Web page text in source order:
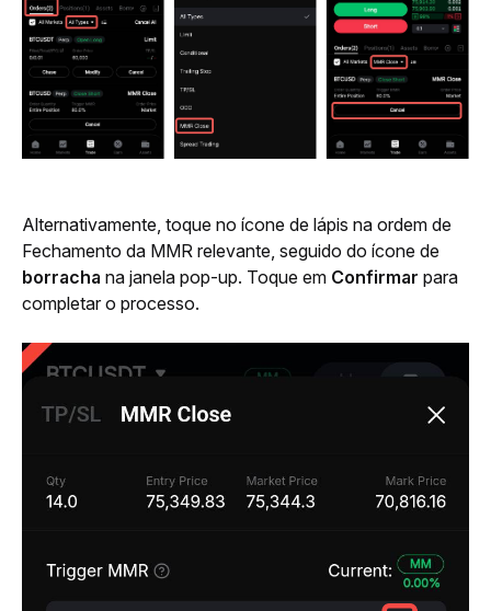
Alternativamente, toque no ícone de lápis na ordem de
borracha na janela pop-up. Toque em Confirmar para
completar o processo.